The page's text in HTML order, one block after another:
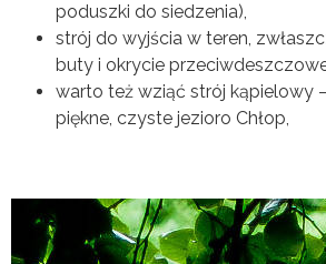
poduszki do siedzenia),
strój do wyjścia w teren,
buty i okrycie
warto też wziąć strój kąpielowy
piękne, czyste jezioro Chłop,